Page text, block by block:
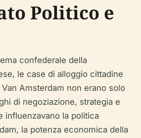
Politico e
confederale della
le case di alloggio cittadine
Amsterdam non erano solo
di negoziazione, strategia e
influenzavano la politica
la potenza economica della